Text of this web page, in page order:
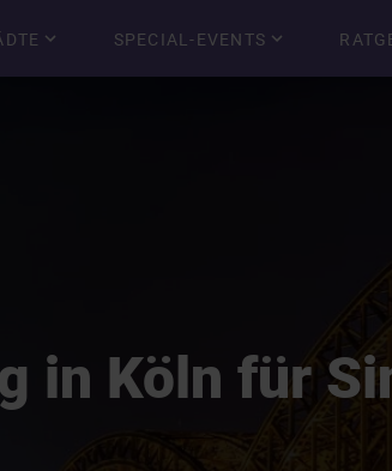
SPECIAL-EVENTS
in Köln für